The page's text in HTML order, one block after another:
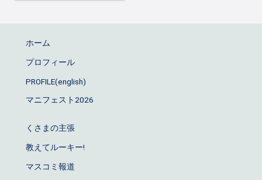
ホーム
プロフィール
PROFILE(english)
マニフェスト2026
くさまの主張
教えてルーキー!
マスコミ報道